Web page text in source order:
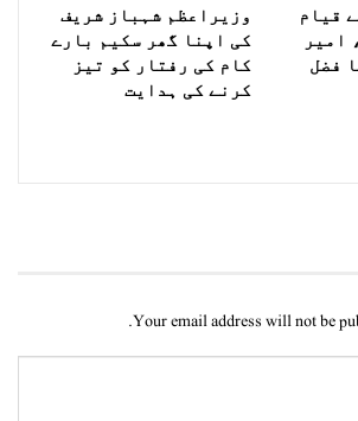
قیام
امیر
فضل
وزیراعظم شہباز شریف
کی اپنا گھر سکیم بارے
کام کی رفتار کو تیز
کرنے کی ہدایت
Your email address will not be